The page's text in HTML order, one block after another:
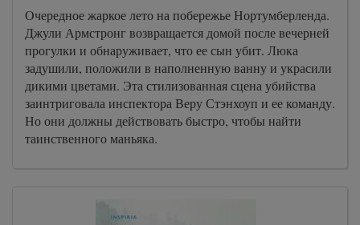
Очередное жаркое лето на побережье Нортумберленда.
Джули Армстронг возвращается домой после вечерней
прогулки и обнаруживает, что ее сын убит. Люка
задушили, положили в наполненную ванну и украсили
дикими цветами. Эта стилизованная сцена убийства
заинтриговала инспектора Веру Стэнхоуп и ее команду.
Но они должны действовать быстро, чтобы найти
таинственного маньяка.